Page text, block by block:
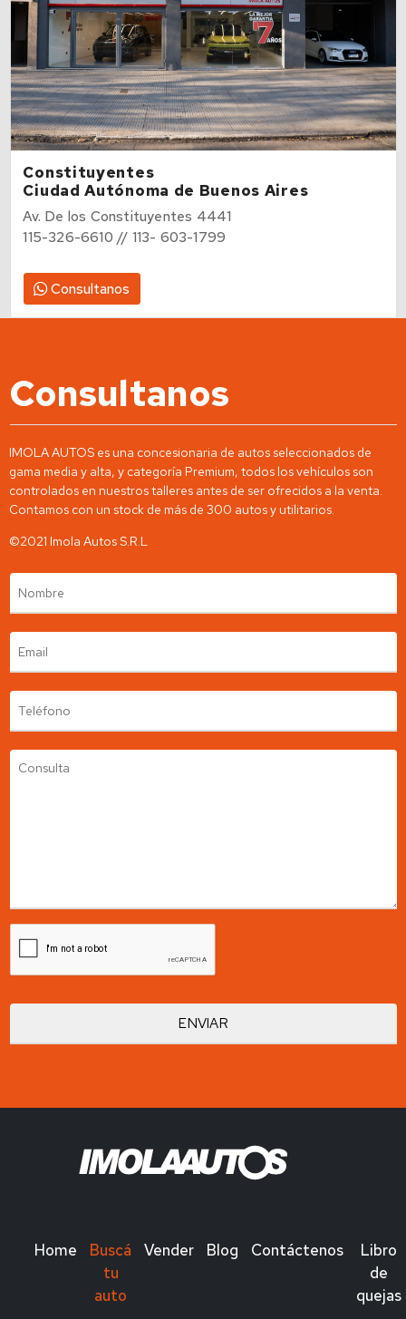
Constituyentes
Ciudad Autónoma de Buenos Aires
Av. De los Constituyentes 4441
115-326-6610 // 113- 603-1799
Consultanos
Consultanos
IMOLA AUTOS es una concesionaria de autos seleccionados de
gama media y alta, y categoría Premium, todos los vehículos son
controlados en nuestros talleres antes de ser ofrecidos a la venta.
Contamos con un stock de más de 300 autos y utilitarios.
©2021 Imola Autos S.R.L
Home
Buscá
tu
auto
Vender Blog Contáctenos
Libro
de
quejas